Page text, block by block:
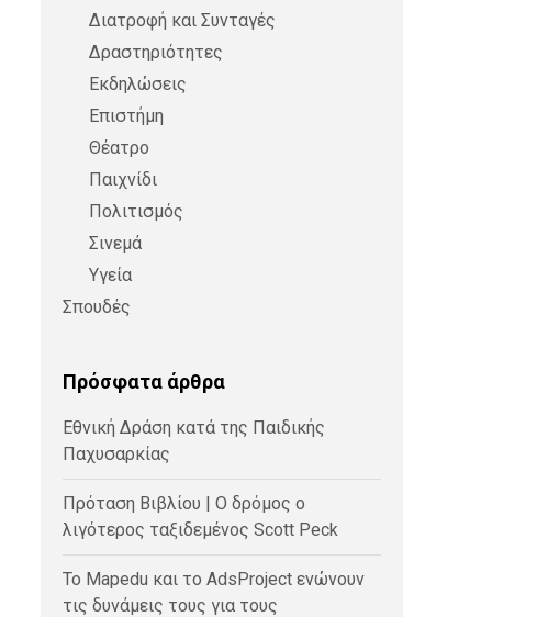
Διατροφή και Συνταγές
Δραστηριότητες
Εκδηλώσεις
Επιστήμη
Θέατρο
Παιχνίδι
Πολιτισμός
Σινεμά
Υγεία
Σπουδές
Πρόσφατα άρθρα
Εθνική Δράση κατά της Παιδικής
Παχυσαρκίας
Πρόταση Βιβλίου | Ο δρόμος ο
λιγότερος ταξιδεμένος Scott Peck
Το Mapedu και το AdsProject ενώνουν
τις δυνάμεις τους για τους